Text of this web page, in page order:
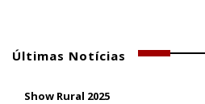
Últimas Notícias
Show Rural 2025